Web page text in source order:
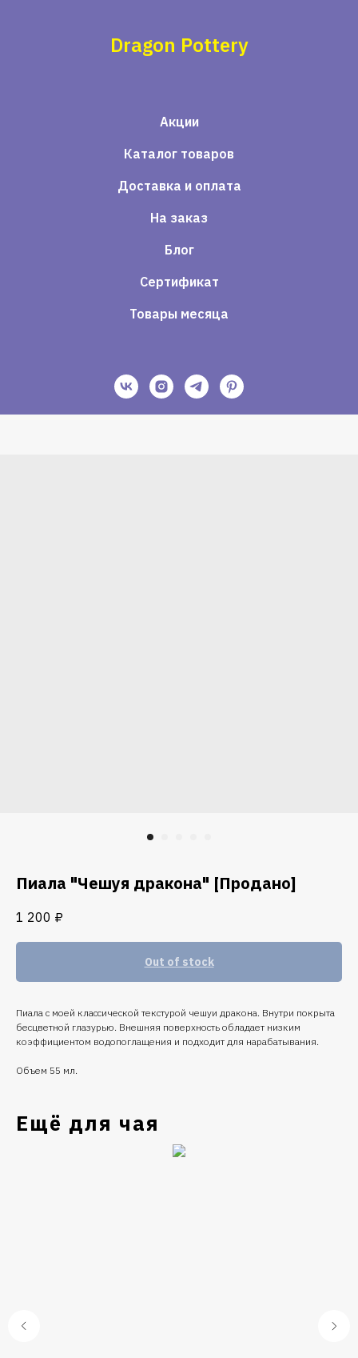
Dragon Pottery
Акции
Каталог товаров
Доставка и оплата
На заказ
Блог
Сертификат
Товары месяца
Пиала "Чешуя дракона" [Продано]
1 200 ₽
Out of stock
Пиала с моей классической текстурой чешуи дракона. Внутри покрыта
бесцветной глазурью. Внешняя поверхность обладает низким
коэффициентом водопоглащения и подходит для нарабатывания.
Объем 55 мл.
Ещё для чая